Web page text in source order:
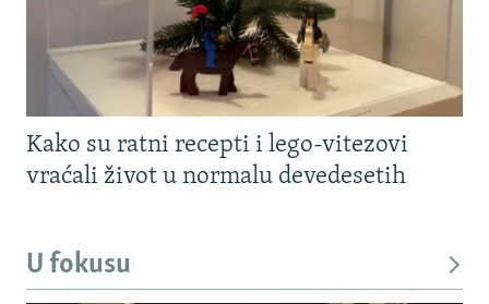
Kako su ratni recepti i lego-vitezovi
vraćali život u normalu devedesetih
U fokusu